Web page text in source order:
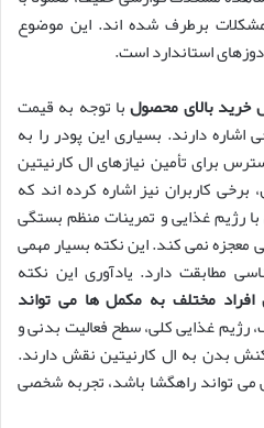
برطرف شده اند. این موضوع
استاندارد است.
خرید بالای محصولبا توجه به قیمت
دارند. بسیاری این پودر را به
برای تأمین نیازهای ال کارنیتین
کاربران نیز اشاره کرده اند که
رژیم غذایی و تمرینات منظم بستگی
نمی کند. این نکته بسیار مهمی
مطابقت دارد. یادآوری این نکته
مختلف به مکمل ها می تواند
رژیم غذایی کلی، سطح فعالیت بدنی و
بدن به ال کارنیتین نقش دارند.
می تواند راهگشا باشد، تجربه شخصی